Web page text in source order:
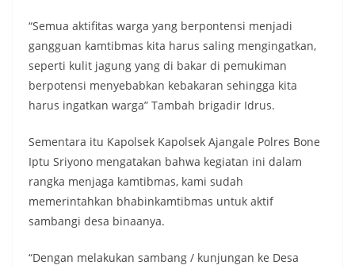
“Semua aktifitas warga yang berpontensi menjadi
gangguan kamtibmas kita harus saling mengingatkan,
seperti kulit jagung yang di bakar di pemukiman
berpotensi menyebabkan kebakaran sehingga kita
harus ingatkan warga” Tambah brigadir Idrus.
Sementara itu Kapolsek Kapolsek Ajangale Polres Bone
Iptu Sriyono mengatakan bahwa kegiatan ini dalam
rangka menjaga kamtibmas, kami sudah
memerintahkan bhabinkamtibmas untuk aktif
sambangi desa binaanya.
“Dengan melakukan sambang / kunjungan ke Desa